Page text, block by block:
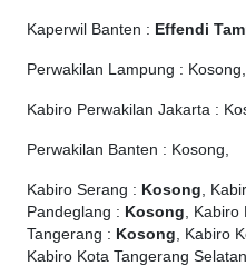
Kaperwil Banten : Effendi
Perwakilan Lampung : Kosong,
Kabiro Perwakilan Jakarta :
Perwakilan Banten : Kosong,
Kabiro Serang : Kosong,
Pandeglang : Kosong, Kabiro
Tangerang : Kosong, Kabiro
Kabiro Kota Tangerang